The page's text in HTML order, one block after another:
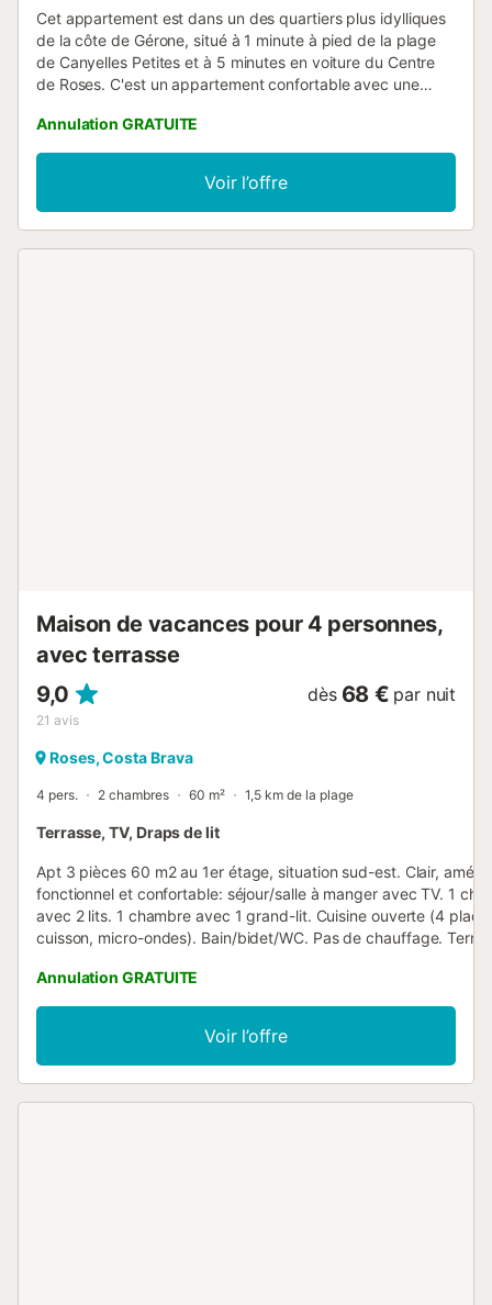
Cet appartement est dans un des quartiers plus idylliques
de la côte de Gérone, situé à 1 minute à pied de la plage
de Canyelles Petites et à 5 minutes en voiture du Centre
de Roses. C'est un appartement confortable avec une
privée d'où vous pouvez voir une vue magnifique sur la
baie de Roses. Idéal pour profiter en famille ou entre amis
des multiples possibilités offertes par la Costa Brava. Nous
souhaitons vous informer de quelques détails importants
pour rendre votre séjour aussi confortable que possible.
Annulation GRATUITE
Voir l’offre
Maison de vacances pour 4 personnes,
avec terrasse
9,0
21 avis
dès 68 € par nuit
Roses, Costa Brava
4 pers. 2 chambres 60 m² 1,5 km de la plage
Terrasse, TV, Draps de lit
Apt 3 pièces 60 m2 au 1er étage, situation sud-est. Clair,
fonctionnel et confortable: séjour/salle à manger avec TV. 1
avec 2 lits. 1 chambre avec 1 grand-lit. Cuisine ouverte (4
cuisson, micro-ondes). Bain/bidet/WC. Pas de chauffage.
montagnes. Veuillez noter: TV seulement FR. HUTG010789 //
Annulation GRATUITE
Voir l’offre